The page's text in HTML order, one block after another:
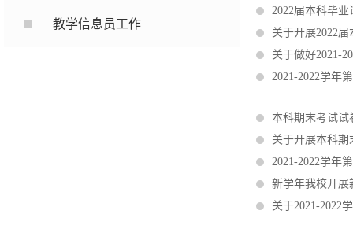
教学信息员工作
2022届本科毕
关于开展2022
关于做好2021-
2021-2022学年
本科期末考试试
关于开展本科期
2021-2022学年
新学年我校开展
关于2021-2022